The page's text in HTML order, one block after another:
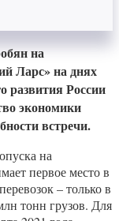
на
Ларс» на днях
развития России
экономики
встречи.
на
первое место в
– только в
тонн грузов. Для